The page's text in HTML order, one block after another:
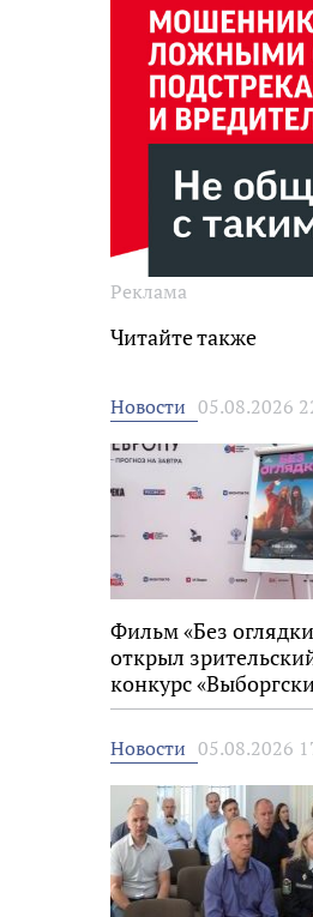
Реклама
Читайте также
Новости 05.08.2026
Фильм «Без
открыл
конкурс
на 34-м фестивале
Европу»
Новости 05.08.2026